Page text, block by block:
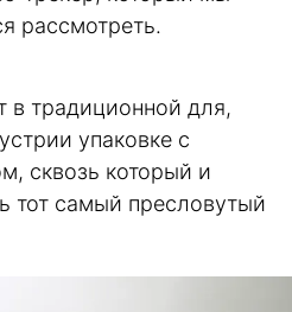
рассмотреть.
в традиционной для,
упаковке с
сквозь который и
тот самый пресловутый